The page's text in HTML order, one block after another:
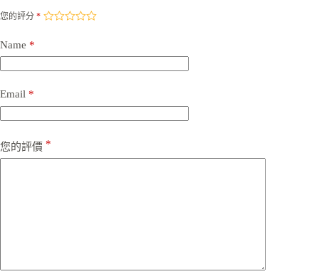
您的評分 *
Name *
Email *
您的評價 *